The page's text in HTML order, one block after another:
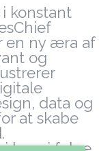
konstant
en ny æra af
og
data og
at skabe